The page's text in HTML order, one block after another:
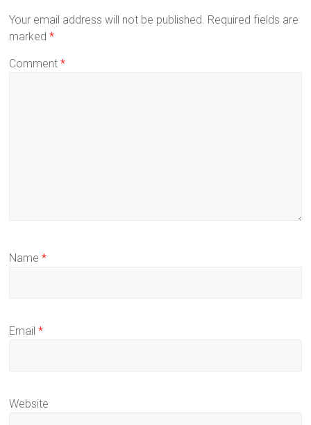
Your email address will not be published. Required fields are
marked*
Comment*
Name*
Email*
Website